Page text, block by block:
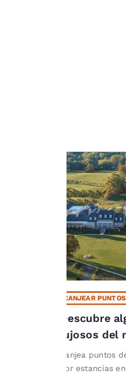
CANJEAR PUNTOS
Descubre
lujosos del
Canjea puntos
por estancias